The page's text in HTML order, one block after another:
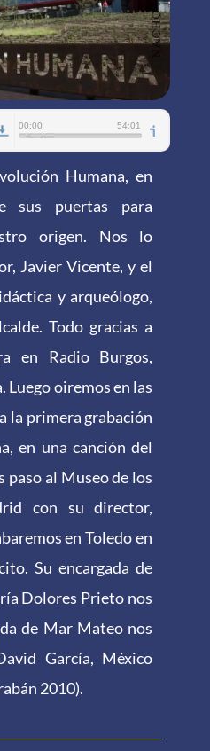
Humana, en
sus puertas para
origen. Nos lo
Javier Vicente, y el
y arqueólogo,
Todo gracias a
en Radio Burgos,
Luego oiremos en las
la primera grabación
en una canción del
paso al Museo de los
con su director,
en Toledo en
Su encargada de
Dolores Prieto nos
de Mar Mateo nos
García, México
2010).